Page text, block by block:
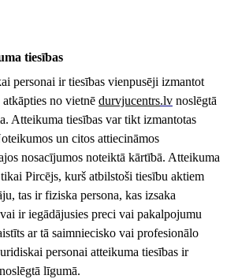
tiesības
personai ir tiesības vienpusēji izmantot
no vietnē durvjucentrs.lv noslēgtā
Atteikuma tiesības var tikt izmantotas
un citos attiecināmos
nosacījumos noteiktā kārtībā. Atteikuma
Pircējs, kurš atbilstoši tiesību aktiem
tas ir fiziska persona, kas izsaka
ir iegādājusies preci vai pakalpojumu
ar tā saimniecisko vai profesionālo
personai atteikuma tiesības ir
līgumā.